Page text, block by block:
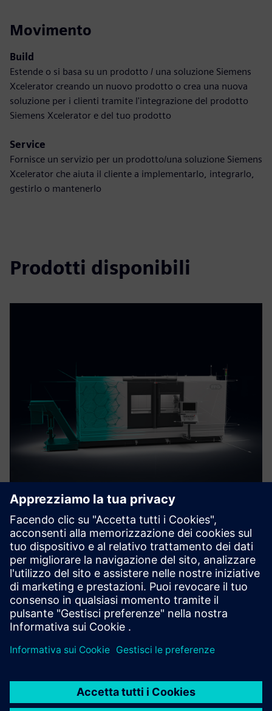
Movimento
Build
Estende o si basa su un prodotto / una soluzione Siemens
Xcelerator creando un nuovo prodotto o crea una nuova
soluzione per i clienti tramite l'integrazione del prodotto
Siemens Xcelerator e del tuo prodotto
Service
Fornisce un servizio per un prodotto/una soluzione Siemens
Xcelerator che aiuta il cliente a implementarlo, integrarlo,
gestirlo o mantenerlo
Prodotti disponibili
MAG Digital Twin with Run
MyVirtual Machine
With MAG's digital machine model, you can create,
validate, and optimize NC programs on the digital twin of
your machine – offline on the PC in production planning.
Scopri di più